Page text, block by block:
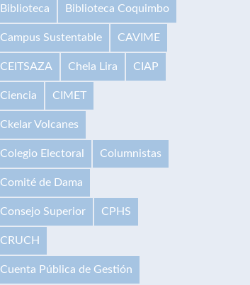
Biblioteca Biblioteca Coquimbo
Campus Sustentable CAVIME
CEITSAZA Chela Lira CIAP
Ciencia CIMET
Ckelar Volcanes
Colegio Electoral Columnistas
Comité de Dama
Consejo Superior CPHS
CRUCH
Cuenta Pública de Gestión